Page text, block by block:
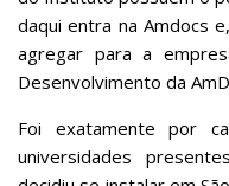
daqui entra na Amdocs
agregar para a
Desenvolvimento da
Foi exatamente por
universidades